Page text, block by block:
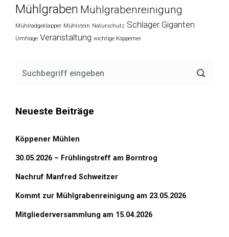
Mühlgraben Mühlgrabenreinigung
Mühlradgeklapper Mühlstein Naturschutz Schlager Giganten
Umfrage Veranstaltung wichtige Köpperner
Neueste Beiträge
Köppener Mühlen
30.05.2026 – Frühlingstreff am Borntrog
Nachruf Manfred Schweitzer
Kommt zur Mühlgrabenreinigung am 23.05.2026
Mitgliederversammlung am 15.04.2026